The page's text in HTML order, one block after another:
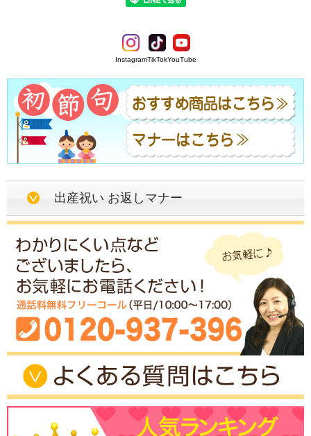
InstagramTikTokYouTube
出産祝い お返しマナー